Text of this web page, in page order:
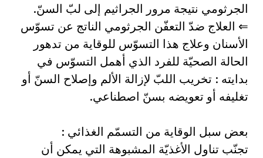
الجرثومي نتيجة مرور الجراثيم إلى لبّ السنّ.
⇐ العلاج ضدّ التعفّن الجرثومي الناتج عن تسوّس
الأسنان وعلاج هذا التسوّس للوقاية من تدهور
الحالة الصحيّة للفرد الذي أهمل التسوّس في
بدايته : تخريب اللبّ لإزالة الألم وإصلاح السنّ أو
تغليفه أو تعويضه بسنّ اصطناعي.
بعض سبل الوقاية من التسمّم الغذائي :
تجنّب تناول الأغذيّة المشبوهة التي يمكن أن